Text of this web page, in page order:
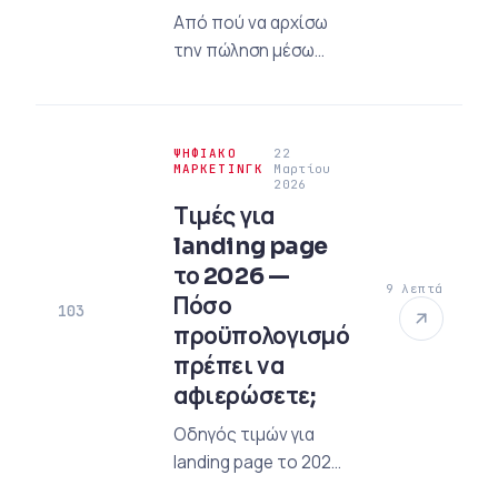
Από πού να αρχίσω
την πώληση μέσω
στρατηγικές
ηλεκτρονικού
εμπορίου του 2026,
τις επιλογές
πλατφόρμας και τις
μεθόδους ψηφιακού
μάρκετινγκ.
103
ΨΗΦΙΑΚΌ
ΜΆΡΚΕΤΙΝΓΚ
22
Μαρτίου
2026
Τιμές για
landing page
το 2026 —
Πόσο
προϋπολογισμό
πρέπει να
αφιερώσετε;
Οδηγός τιμών για
landing page το 2026:
9 λεπτά